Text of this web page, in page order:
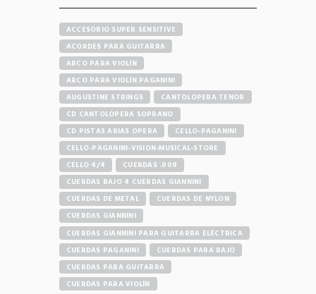
ACCESORIO SUPER SENSITIVE
ACORDES PARA GUITARRA
ARCO PARA VIOLÍN
ARCO PARA VIOLÍN PAGANINI
AUGUSTINE STRINGS
CANTOLOPERA TENOR
CD CANTOLOPERA SOPRANO
CD PISTAS ARIAS OPERA
CELLO-PAGANINI
CELLO-PAGANINI-VISION-MUSICAL-STORE
CELLO 4/4
CUERDAS .009
CUERDAS BAJO 4 CUERDAS GIANNINI
CUERDAS DE METAL
CUERDAS DE NYLON
CUERDAS GIANNINI
CUERDAS GIANNINI PARA GUITARRA ELÉCTRICA
CUERDAS PAGANINI
CUERDAS PARA BAJO
CUERDAS PARA GUITARRA
CUERDAS PARA VIOLÍN